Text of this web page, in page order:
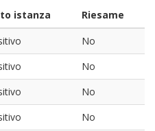
istanza
Riesame
No
No
No
No